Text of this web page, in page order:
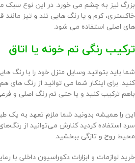
بزرگ نیز به چشم می خورد. در این نوع سبک
خاکستری، کرم و یا رنگ هایی تند و تیز مانند
های اصلی استفاده می شود.
ترکیب رنگی تم خونه یا اتاق
شما باید بتوانید وسایل منزل خود را با رنگ
کنید. برای اینکار شما می توانید از رنگ های
باهم ترکیب کنید و یا حتی تم رنگ‌ اصلی و
این را همیشه بدونید شما ملزم تعهد به یک
سرد استفاده کردید کنارش می‌توانید از
محیط روح و تازگی ببخشید.
خرید لوازمات و ابزارات دکوراسیون داخلی